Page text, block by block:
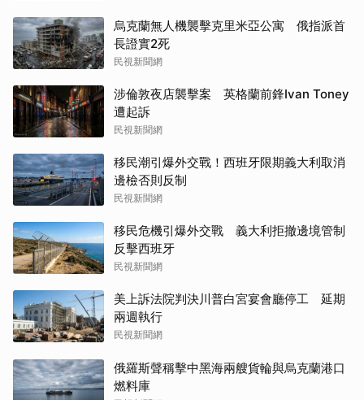
烏克蘭無人機襲擊克里米亞公寓 俄指派首
長證實2死
民視新聞網
涉倫敦夜店襲擊案 英格蘭前鋒Ivan Toney
遭起訴
民視新聞網
移民潮引爆外交戰！西班牙限期義大利取消
邊檢否則反制
民視新聞網
移民危機引爆外交戰 義大利拒撤邊境管制
反擊西班牙
民視新聞網
美上訴法院判決川普白宮宴會廳停工 延期
兩週執行
民視新聞網
俄羅斯聲稱擊中黑海兩艘貨輪與烏克蘭港口
燃料庫